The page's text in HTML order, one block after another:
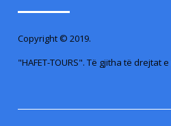
Copyright © 2019.
"HAFET-TOURS". Të gjitha të drejtat